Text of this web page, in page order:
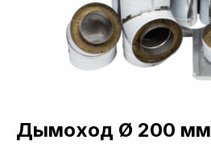
Дымоход Ø 200 мм